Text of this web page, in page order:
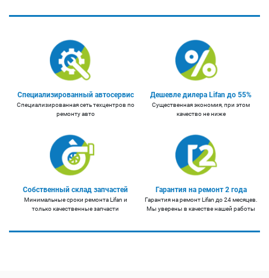
Специализированный автосервис
Специализированная сеть техцентров по
ремонту авто
Дешевле дилера Lifan до 55%
Существенная экономия, при этом
качество не ниже
Собственный склад запчастей
Минимальные сроки ремонта Lifan и
только качественные запчасти
Гарантия на ремонт 2 года
Гарантия на ремонт Lifan до 24 месяцев.
Мы уверены в качестве нашей работы